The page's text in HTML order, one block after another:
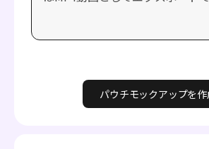
パウチモックアップを